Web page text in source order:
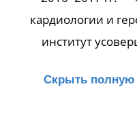
кардиологии и
институт
Скрыть полную